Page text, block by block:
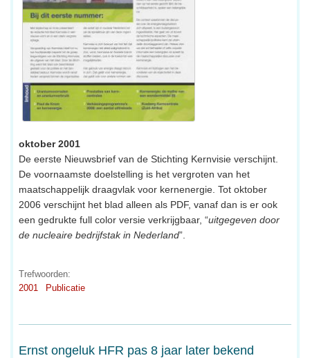
oktober 2001
De eerste Nieuwsbrief van de Stichting Kernvisie verschijnt.
De voornaamste doelstelling is het vergroten van het
maatschappelijk draagvlak voor kernenergie. Tot oktober
2006 verschijnt het blad alleen als PDF, vanaf dan is er ook
een gedrukte full color versie verkrijgbaar, “uitgegeven door
de nucleaire bedrijfstak in Nederland”.
Trefwoorden:
2001
Publicatie
Ernst ongeluk HFR pas 8 jaar later bekend